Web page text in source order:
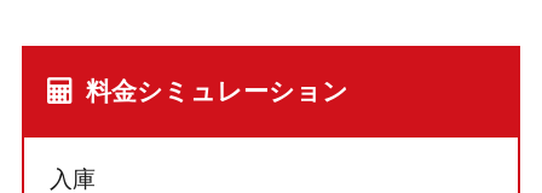
料金シミュレーション
入庫